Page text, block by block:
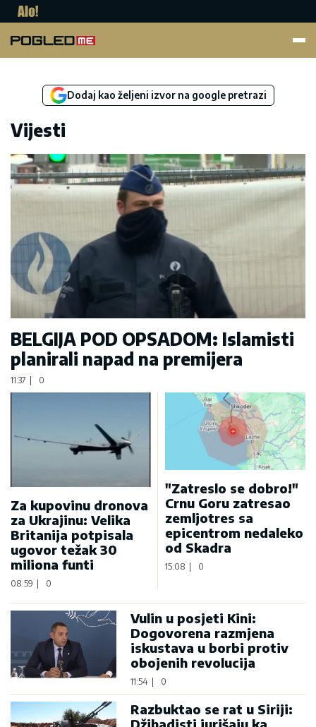
Dodaj kao željeni izvor na google pretrazi
Vijesti
BELGIJA POD OPSADOM: Islamisti
planirali napad na premijera
11:37 0
Za kupovinu dronova
za Ukrajinu: Velika
Britanija potpisala
ugovor težak 30
miliona funti
08:59 0
"Zatreslo se dobro!"
Crnu Goru zatresao
zemljotres sa
epicentrom nedaleko
od Skadra
15:08 | 0
Vulin u posjeti Kini:
Dogovorena razmjena
iskustava u borbi protiv
obojenih revolucija
11:54 0
Razbuktao se rat u Siriji: